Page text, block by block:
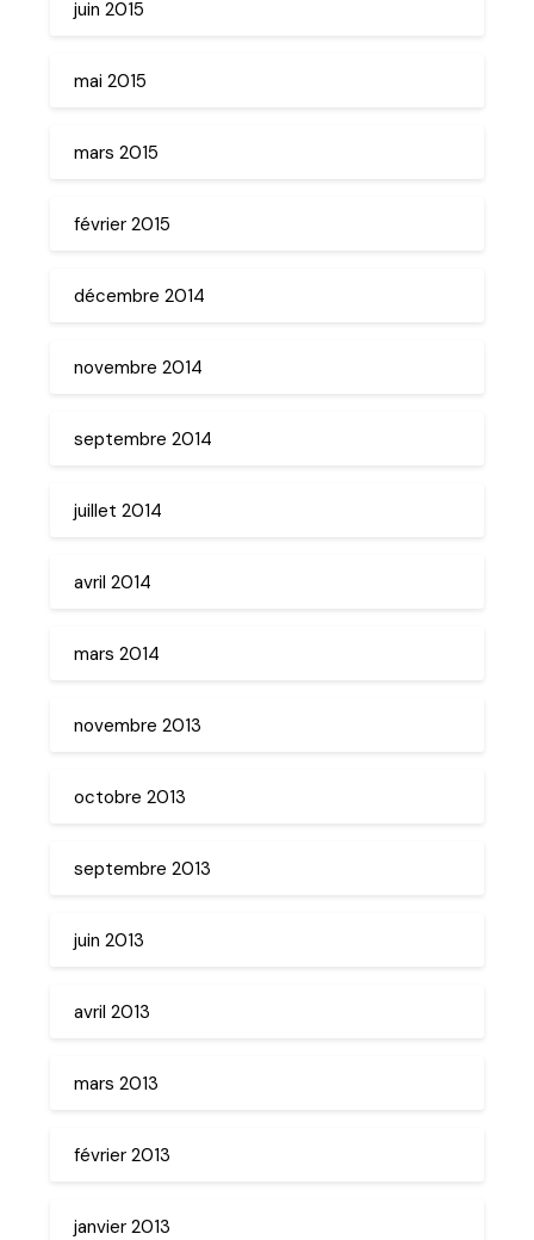
juin 2015
mai 2015
mars 2015
février 2015
décembre 2014
novembre 2014
septembre 2014
juillet 2014
avril 2014
mars 2014
novembre 2013
octobre 2013
septembre 2013
juin 2013
avril 2013
mars 2013
février 2013
janvier 2013